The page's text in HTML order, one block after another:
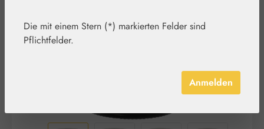
Die mit einem Stern (*) markierten Felder sind
Pflichtfelder.
Anmelden